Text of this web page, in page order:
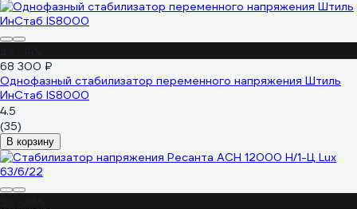
68 300 ₽
Однофазный стабилизатор переменного напряжения Штиль
ИнСтаб IS8000
4.5
(35)
В корзину